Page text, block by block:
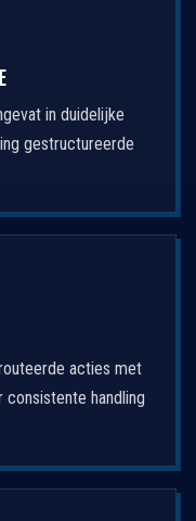
in duidelijke
gestructureerde
acties met
handling